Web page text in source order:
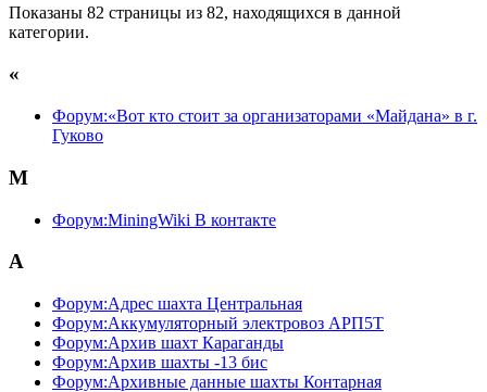
Показаны 82 страницы из 82, находящихся в данной
категории.
«
Форум:«Вот кто стоит за организаторами «Майдана» в г.
Гуково
M
Форум:MiningWiki В контакте
А
Форум:Адрес шахта Центральная
Форум:Аккумуляторный электровоз АРП5Т
Форум:Архив шахт Караганды
Форум:Архив шахты -13 бис
Форум:Архивные данные шахты Контарная